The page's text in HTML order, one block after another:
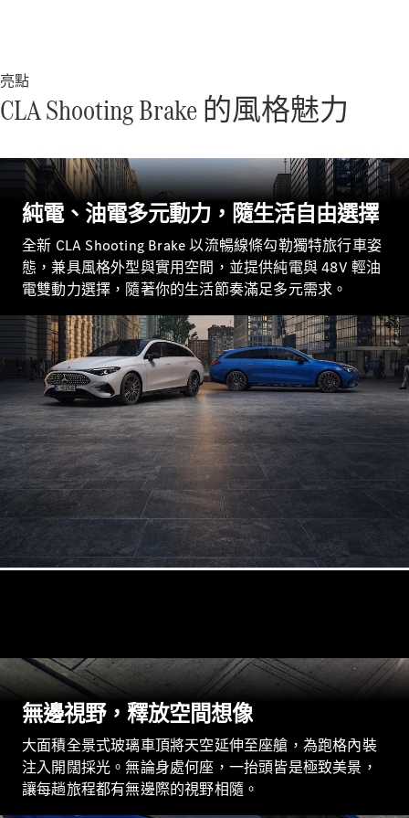
Sedan
EQE
電動
E-Class
Sedan
S-Class
Sedan
Sedan L
Mercedes-
Maybach S-
訂製夢想車
預約賞車
尋找賓士授
權經銷商
越野車 / 休旅車 / 跑旅車
瞭解所有相
關車型
EQA
電動
EQE
SUV
電動
EQS
電動
亮點
CLA Shooting Brake 的風格魅力
純電、油電多元動力，隨生活自由選擇​​
全新 CLA Shooting Brake 以流暢線條勾勒獨特旅行車姿
態，兼具風格外型與實用空間，並提供純電與 48V 輕油
電雙動力選擇，隨著你的生活節奏滿足多元需求。
無邊視野，釋放空間想像
大面積全景式玻璃車頂將天空延伸至座艙，為跑格內裝
注入開闊採光。無論身處何座，一抬頭皆是極致美景，
讓每趟旅程都有無邊際的視野相隨。​